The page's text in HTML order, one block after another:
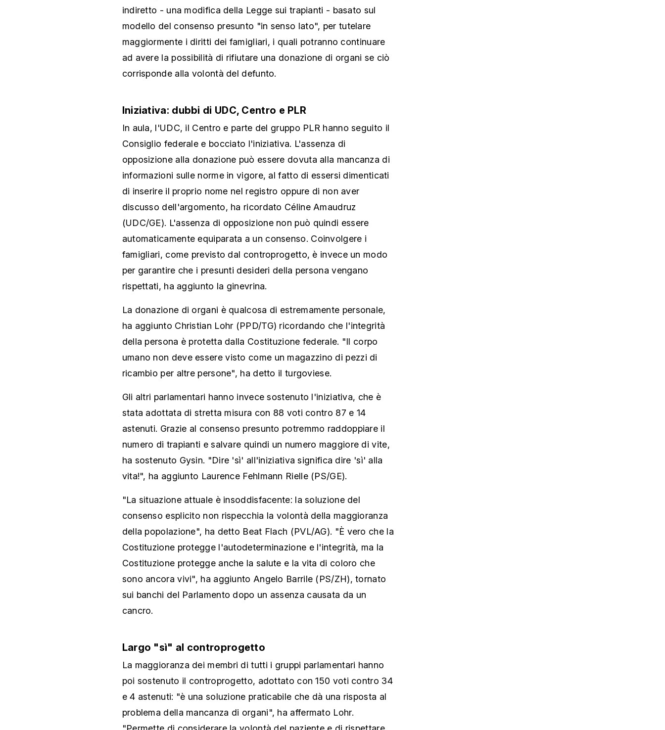
indiretto - una modifica della Legge sui trapianti - basato sul
modello del consenso presunto "in senso lato", per tutelare
maggiormente i diritti dei famigliari, i quali potranno continuare
ad avere la possibilità di rifiutare una donazione di organi se ciò
corrisponde alla volontà del defunto.
Iniziativa: dubbi di UDC, Centro e PLR
In aula, l'UDC, il Centro e parte del gruppo PLR hanno seguito il
Consiglio federale e bocciato l'iniziativa. L'assenza di
opposizione alla donazione può essere dovuta alla mancanza di
informazioni sulle norme in vigore, al fatto di essersi dimenticati
di inserire il proprio nome nel registro oppure di non aver
discusso dell'argomento, ha ricordato Céline Amaudruz
(UDC/GE). L'assenza di opposizione non può quindi essere
automaticamente equiparata a un consenso. Coinvolgere i
famigliari, come previsto dal controprogetto, è invece un modo
per garantire che i presunti desideri della persona vengano
rispettati, ha aggiunto la ginevrina.
La donazione di organi è qualcosa di estremamente personale,
ha aggiunto Christian Lohr (PPD/TG) ricordando che l'integrità
della persona è protetta dalla Costituzione federale. "Il corpo
umano non deve essere visto come un magazzino di pezzi di
ricambio per altre persone", ha detto il turgoviese.
Gli altri parlamentari hanno invece sostenuto l'iniziativa, che è
stata adottata di stretta misura con 88 voti contro 87 e 14
astenuti. Grazie al consenso presunto potremmo raddoppiare il
numero di trapianti e salvare quindi un numero maggiore di vite,
ha sostenuto Gysin. "Dire 'sì' all'iniziativa significa dire 'sì' alla
vita!", ha aggiunto Laurence Fehlmann Rielle (PS/GE).
"La situazione attuale è insoddisfacente: la soluzione del
consenso esplicito non rispecchia la volontà della maggioranza
della popolazione", ha detto Beat Flach (PVL/AG). "È vero che la
Costituzione protegge l'autodeterminazione e l'integrità, ma la
Costituzione protegge anche la salute e la vita di coloro che
sono ancora vivi", ha aggiunto Angelo Barrile (PS/ZH), tornato
sui banchi del Parlamento dopo un assenza causata da un
cancro.
Largo "sì" al controprogetto
La maggioranza dei membri di tutti i gruppi parlamentari hanno
poi sostenuto il controprogetto, adottato con 150 voti contro 34
e 4 astenuti: "è una soluzione praticabile che dà una risposta al
problema della mancanza di organi", ha affermato Lohr.